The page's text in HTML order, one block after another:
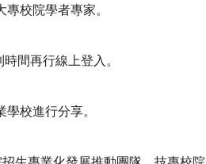
校院學者專家。
間再行線上登入。
校進行分享。